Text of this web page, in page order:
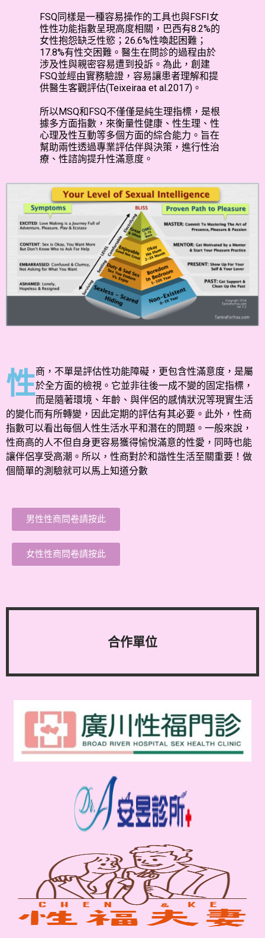
FSQ同樣是一種容易操作的工具也與FSFI女
性性功能指數呈現高度相關，巴西有8.2%的
女性抱怨缺乏性慾；26.6%性喚起困難；
17.8%有性交困難。醫生在問診的過程由於
涉及性與親密容易遭到投訴。為此，創建
FSQ並經由實務驗證，容易讓患者理解和提
供醫生客觀評估(Teixeiraa et al.2017)。
所以MSQ和FSQ不僅僅是純生理指標，是根
據多方面指數，來衡量性健康、性生理、性
心理及性互動等多個方面的綜合能力。旨在
幫助兩性透過專業評估伴與決策，進行性治
療、性諮詢提升性滿意度。
性商，不單是評估性功能障礙，更包含性滿意度，是屬
於全方面的檢視。它並非往後一成不變的固定指標，
而是隨著環境、年齡、與伴侶的感情狀況等現實生活
的變化而有所轉變，因此定期的評估有其必要。此外，性商
指數可以看出每個人性生活水平和潛在的問題。一般來說，
性商高的人不但自身更容易獲得愉悅滿意的性愛，同時也能
讓伴侶享受高潮。所以，性商對於和諧性生活至關重要！做
個簡單的測驗就可以馬上知道分數
男性性商問卷請按此
女性性商問卷請按此
合作單位